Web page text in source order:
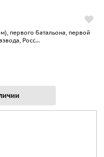
первого батальона, первой
Росс...